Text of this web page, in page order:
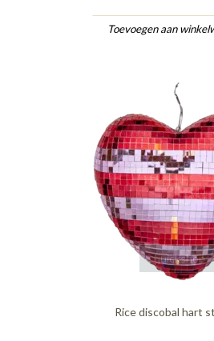
Toevoegen aan
quickshop
Rice discobal hart